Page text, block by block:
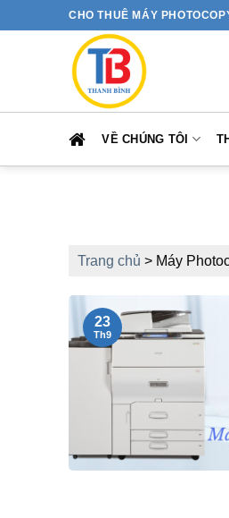
qua
CHO THUÊ MÁY
VỀ CHÚNG TÔI
Trang chủ > Máy
23
Th9